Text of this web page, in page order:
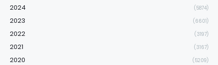
2024 (5874)
2023 (6601)
2022 (3197)
2021 (3167)
2020 (5209)